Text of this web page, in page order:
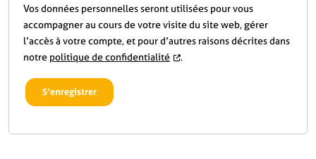
Vos données personnelles seront utilisées pour vous
accompagner au cours de votre visite du site web, gérer
l’accès à votre compte, et pour d’autres raisons décrites dans
notre politique de confidentialité .
S’enregistrer